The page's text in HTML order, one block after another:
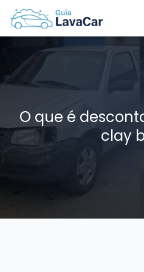
O que é
clay